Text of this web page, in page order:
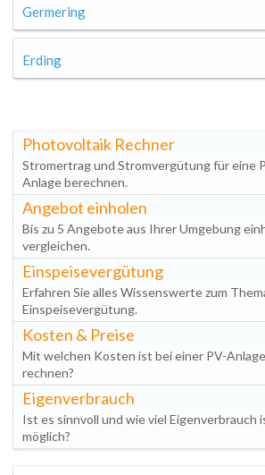
Germering
Erding
Photovoltaik Rechner
Stromertrag und Stromvergütung für eine
Anlage berechnen.
Angebot einholen
Bis zu 5 Angebote aus Ihrer Umgebung
vergleichen.
Einspeisevergütung
Erfahren Sie alles Wissenswerte zum
Einspeisevergütung.
Kosten & Preise
Mit welchen Kosten ist bei einer PV-
rechnen?
Eigenverbrauch
Ist es sinnvoll und wie viel Eigenverbrauch
möglich?